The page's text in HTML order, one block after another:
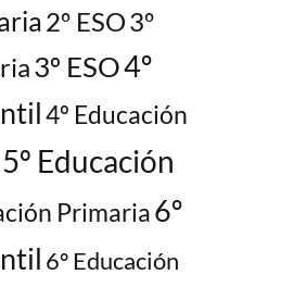
2º ESO3º
3º ESO4º
4º Educación
5º Educación
Primaria6º
6º Educación